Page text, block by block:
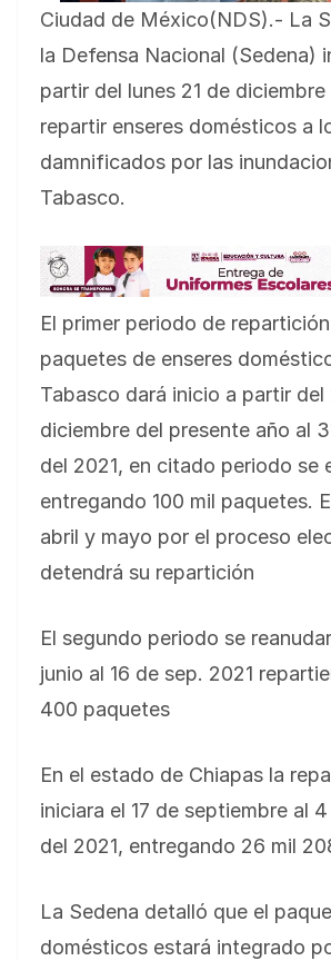
Ciudad de México(NDS).- La
la Defensa Nacional (Sedena)
partir del lunes 21 de
repartir enseres domésticos a
damnificados por las
Tabasco.
El primer periodo de
paquetes de enseres
Tabasco dará inicio a partir del
diciembre del presente año al
del 2021, en citado periodo se
entregando 100 mil paquetes.
abril y mayo por el proceso
detendrá su repartición
El segundo periodo se
junio al 16 de sep. 2021
400 paquetes
En el estado de Chiapas la
iniciara el 17 de septiembre al
del 2021, entregando 26 mil
La Sedena detalló que el
domésticos estará integrado